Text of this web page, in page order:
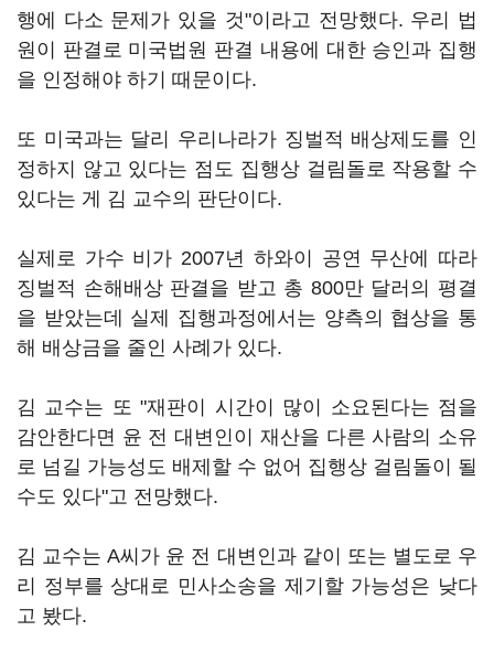
행에 다소 문제가 있을 것"이라고 전망했다. 우리 법
원이 판결로 미국법원 판결 내용에 대한 승인과 집행
을 인정해야 하기 때문이다.
또 미국과는 달리 우리나라가 징벌적 배상제도를 인
정하지 않고 있다는 점도 집행상 걸림돌로 작용할 수
있다는 게 김 교수의 판단이다.
실제로 가수 비가 2007년 하와이 공연 무산에 따라
징벌적 손해배상 판결을 받고 총 800만 달러의 평결
을 받았는데 실제 집행과정에서는 양측의 협상을 통
해 배상금을 줄인 사례가 있다.
김 교수는 또 "재판이 시간이 많이 소요된다는 점을
감안한다면 윤 전 대변인이 재산을 다른 사람의 소유
로 넘길 가능성도 배제할 수 없어 집행상 걸림돌이 될
수도 있다"고 전망했다.
김 교수는 A씨가 윤 전 대변인과 같이 또는 별도로 우
리 정부를 상대로 민사소송을 제기할 가능성은 낮다
고 봤다.